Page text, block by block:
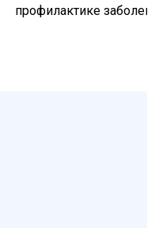
профилактике